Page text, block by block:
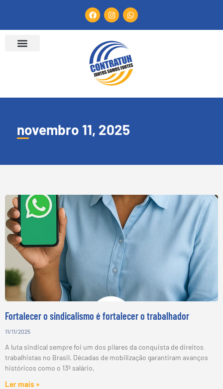
novembro 11, 2025
Fortalecer o sindicalismo é fortalecer o trabalhador
11/11/2025
A luta sindical sempre foi um dos pilares da conquista de direitos
trabalhistas no Brasil. Décadas de mobilização garantiram avanços
históricos como o 13º salário,
Ler mais »